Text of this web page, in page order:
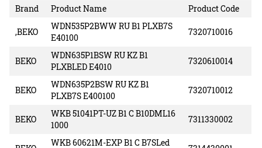
Brand
Product Name Product Code
,BEKO
WDN535P2BWW RU B1 PLXB7S
E40100
7320710016
BEKO
WDN635P1BSW RU KZ B1
PLXBLED E4010
7320610014
BEKO
WDN635P2BSW RU KZ B1
PLXB7S E400100
7320710012
BEKO
WKB 51041PT-UZ B1 C B10DML16
1000
7311330002
WKB 60621M-EXP B1 C B7SLed